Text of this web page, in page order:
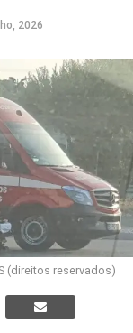
2026
(direitos reservados)